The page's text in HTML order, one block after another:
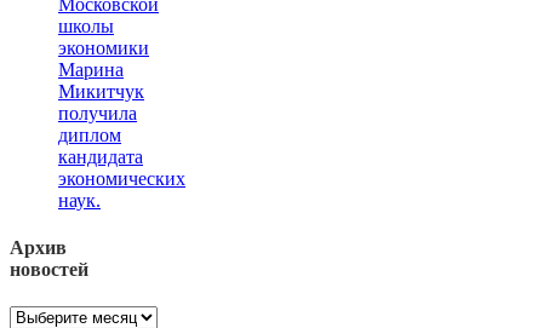
школы
экономики
Марина
Микитчук
получила
диплом
кандидата
экономических
наук.
Архив
новостей
Архив